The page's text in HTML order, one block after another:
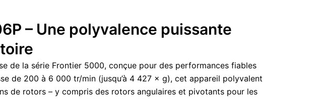
– Une polyvalence puissante
de la série Frontier 5000, conçue pour des performances fiables
de 200 à 6 000 tr/min (jusqu’à 4 427 × g), cet appareil polyvalent
de rotors – y compris des rotors angulaires et pivotants pour les